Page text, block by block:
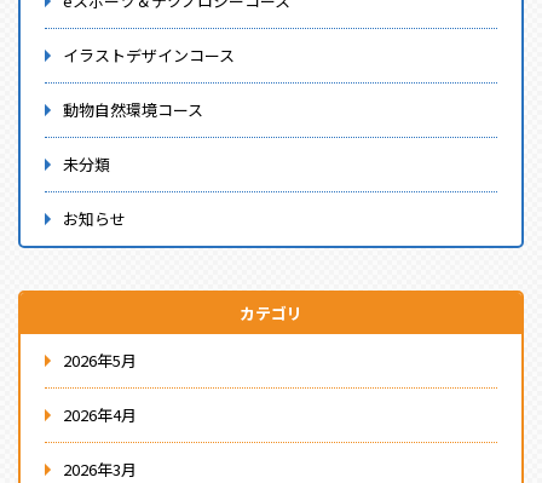
イラストデザインコース
動物自然環境コース
未分類
お知らせ
カテゴリ
2026年5月
2026年4月
2026年3月